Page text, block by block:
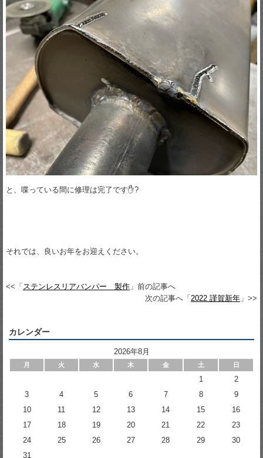
と、喋っている間に修理は完了です✋?
それでは、良いお年をお迎えください。
<<「 ステンレスリアバンパー 製作 」前の記事へ
次の記事へ「2022 謹賀新年 」>>
カレンダー
2026年8月
月 火 水 木 金 土 日
1
2
3
4 5 6 7 8
9
10
11 12 13 14 15
16
17
18 19 20 21 22
23
24
25 26 27 28 29
30
31